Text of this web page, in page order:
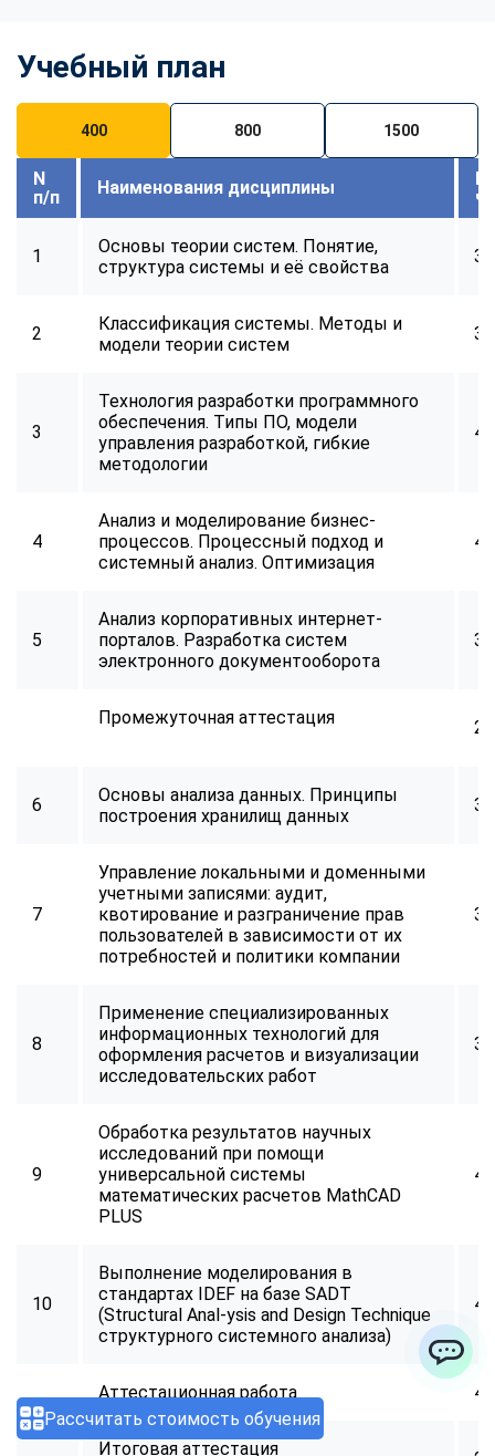
Рассчитать стоимость обучения
Учебный план
400 800 1500
N
п/п
Наименования дисциплины
1
Основы теории систем. Понятие,
структура системы и её свойства
32
2
Классификация системы. Методы и
модели теории систем
32
3
Технология разработки программного
обеспечения. Типы ПО, модели
управления разработкой, гибкие
методологии
40
4
Анализ и моделирование бизнес-
процессов. Процессный подход и
системный анализ. Оптимизация
40
5
Анализ корпоративных интернет-
порталов. Разработка систем
электронного документооборота
32
Промежуточная аттестация 2
6
Основы анализа данных. Принципы
построения хранилищ данных
34
7
Управление локальными и доменными
учетными записями: аудит,
квотирование и разграничение прав
пользователей в зависимости от их
потребностей и политики компании
32
8
Применение специализированных
информационных технологий для
оформления расчетов и визуализации
исследовательских работ
34
9
Обработка результатов научных
исследований при помощи
универсальной системы
математических расчетов MathCAD
PLUS
40
10
Выполнение моделирования в
стандартах IDEF на базе SADT
(Structural Anal-ysis and Design Technique
структурного системного анализа)
40
Аттестационная работа 40
Итоговая аттестация
ChatApp
online
Мессенджеры
Telegram WhatsApp
ChatApp